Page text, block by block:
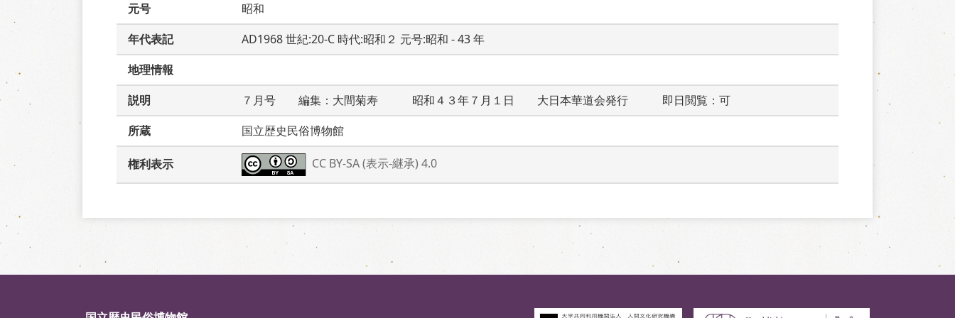
元号
昭和
年代表記
AD1968 世紀:20-C 時代:昭和２ 元号:昭和 - 43 年
地理情報
説明
７月号　　編集：大間菊寿　　　昭和４３年７月１日　　大日本華道会発行　　　即日閲覧：可
所蔵
国立歴史民俗博物館
権利表示 CC BY-SA (表示-継承) 4.0